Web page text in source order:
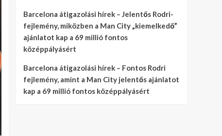
Barcelona átigazolási hírek – Jelentős Rodri-
fejlemény, miközben a Man City „kiemelkedő”
ajánlatot kap a 69 millió fontos
középpályásért
Barcelona átigazolási hírek – Fontos Rodri
fejlemény, amint a Man City jelentős ajánlatot
kap a 69 millió fontos középpályásért